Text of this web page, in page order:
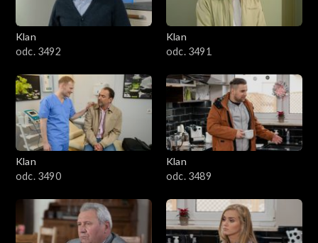
3101–3200
3001–3100
2901–3000
2801–2900
2701–2800
2501–2600
Klan
odc. 3492
Klan
odc. 3491
Klan
odc. 3490
Klan
odc. 3489